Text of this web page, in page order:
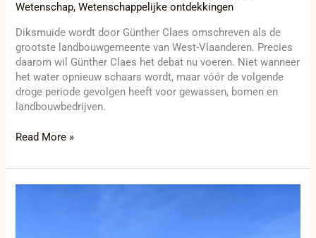
Wetenschap,Wetenschappelijke ontdekkingen
Diksmuide wordt door Günther Claes omschreven als de
grootste landbouwgemeente van West-Vlaanderen. Precies
daarom wil Günther Claes het debat nu voeren. Niet wanneer
het water opnieuw schaars wordt, maar vóór de volgende
droge periode gevolgen heeft voor gewassen, bomen en
landbouwbedrijven.
Read More »